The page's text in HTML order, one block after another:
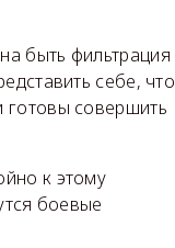
быть фильтрация
себе, что
готовы совершить
к этому
боевые